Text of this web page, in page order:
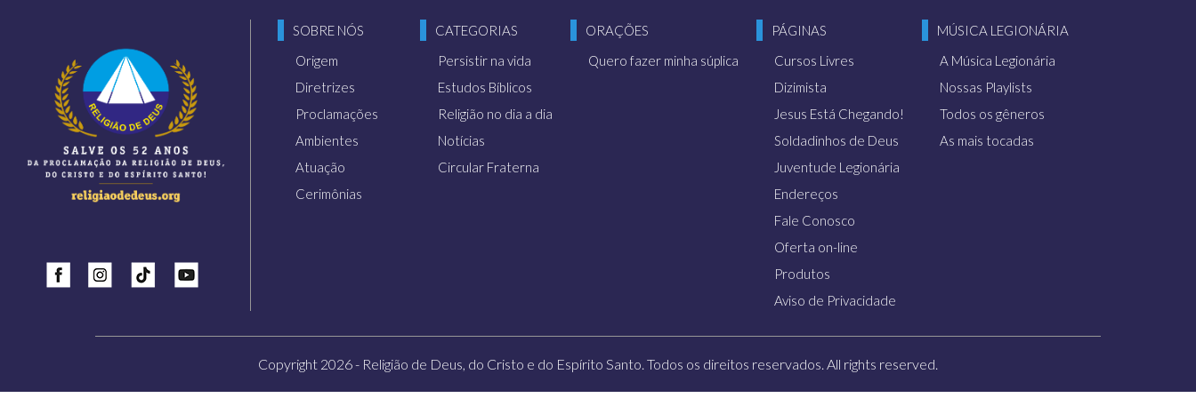
Tiktok Youtube
SOBRE NÓS
Origem
Diretrizes
Proclamações
Ambientes
Atuação
Cerimônias
CATEGORIAS
Persistir na vida
Estudos Bíblicos
Religião no dia a dia
Notícias
Circular Fraterna
ORAÇÕES
Quero fazer minha súplica
PÁGINAS
Cursos Livres
Dizimista
Jesus Está Chegando!
Soldadinhos de Deus
Juventude Legionária
Endereços
Fale Conosco
Oferta on-line
Produtos
Aviso de Privacidade
MÚSICA LEGIONÁRIA
A Música Legionária
Nossas Playlists
Todos os gêneros
As mais tocadas
Copyright 2026 - Religião de Deus, do Cristo e do Espírito Santo. Todos os direitos reservados. All rights reserved.